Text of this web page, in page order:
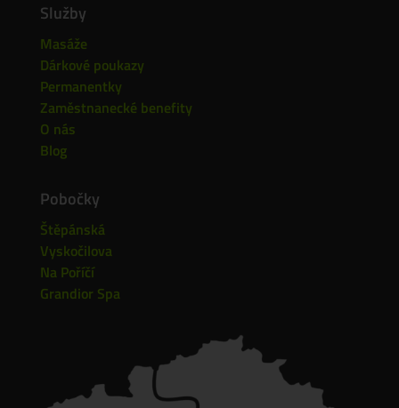
Služby
Masáže
Dárkové poukazy
Permanentky
Zaměstnanecké benefity
O nás
Blog
Pobočky
Štěpánská
Vyskočilova
Na Poříčí
Grandior Spa